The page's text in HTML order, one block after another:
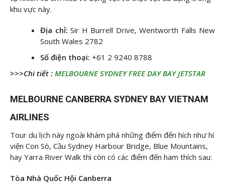
khu vực này.
Địa chỉ: Sir H Burrell Drive, Wentworth Falls New
South Wales 2782
Số điện thoại: +61 2 9240 8788
>>>Chi tiết : MELBOURNE SYDNEY FREE DAY BAY JETSTAR
MELBOURNE CANBERRA SYDNEY BAY VIETNAM
AIRLINES
Tour du lịch này ngoài khám phá những điểm đến hích như hí
viện Con Sò, Cầu Sydney Harbour Bridge, Blue Mountains,
hay Yarra River Walk thì còn có các điểm đến ham thích sau:
Tòa Nhà Quốc Hội Canberra